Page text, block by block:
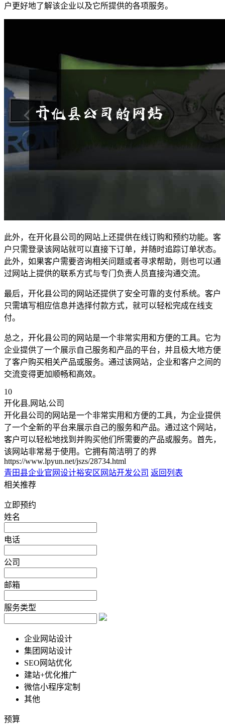
户更好地了解该企业以及它所提供的各项服务。
此外，在开化县公司的网站上还提供在线订购和预约功能。客
户只需登录该网站就可以直接下订单，并随时追踪订单状态。
此外，如果客户需要咨询相关问题或者寻求帮助，则也可以通
过网站上提供的联系方式与专门负责人员直接沟通交流。
最后，开化县公司的网站还提供了安全可靠的支付系统。客户
只需填写相应信息并选择付款方式，就可以轻松完成在线支
付。
总之，开化县公司的网站是一个非常实用和方便的工具。它为
企业提供了一个展示自己服务和产品的平台，并且极大地方便
了客户购买相关产品或服务。通过该网站，企业和客户之间的
交流变得更加顺畅和高效。
10
开化县,网站,公司
开化县公司的网站是一个非常实用和方便的工具，为企业提供
了一个全新的平台来展示自己的服务和产品。通过这个网站，
客户可以轻松地找到并购买他们所需要的产品或服务。首先，
该网站非常易于使用。它拥有简洁明了的界
https://www.lpyun.net/jszs/28734.html
青田县企业官网设计裕安区网站开发公司 返回列表
相关推荐
立即预约
姓名
电话
公司
邮箱
服务类型
企业网站设计
集团网站设计
SEO网站优化
建站+优化推广
微信小程序定制
其他
预算